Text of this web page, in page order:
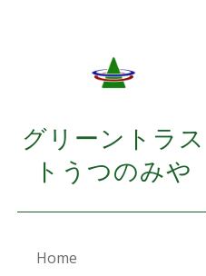
グリーントラス
トうつのみや
Home